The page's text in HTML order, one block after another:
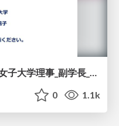
04_石井クンツ昌子_お茶の水女子大学理事_副学長_D_I社会実現へ向けて.pdf
0 1.1k